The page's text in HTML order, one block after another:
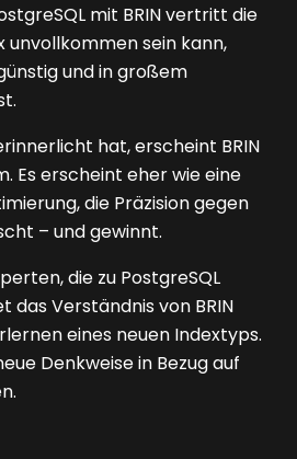
mit BRIN vertritt die
unvollkommen sein kann,
und in großem
hat, erscheint BRIN
Es erscheint eher wie eine
die Präzision gegen
– und gewinnt.
die zu PostgreSQL
das Verständnis von BRIN
eines neuen Indextyps.
Denkweise in Bezug auf